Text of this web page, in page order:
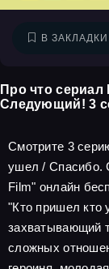
В ЗАКЛАДКИ
Про что
Следующий! 3
Смотрите 3
ушел / Спасибо.
Film" онлайн
"Кто пришел
захватывающий
сложных